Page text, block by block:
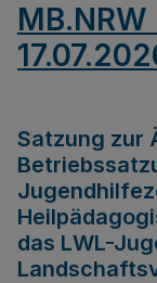
Satzung zur
das LWL-